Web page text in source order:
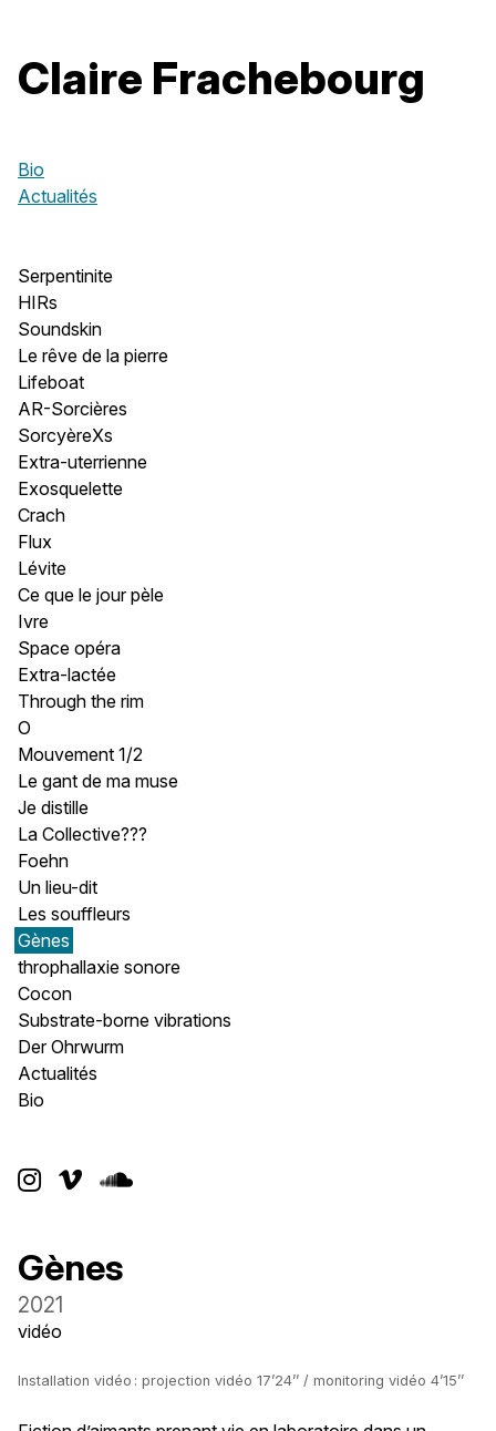
Claire Frachebourg
Bio
Actualités
Serpentinite
HIRs
Soundskin
Le rêve de la pierre
Lifeboat
AR-Sorcières
SorcyèreXs
Extra-uterrienne
Exosquelette
Crach
Flux
Lévite
Ce que le jour pèle
Ivre
Space opéra
Extra-lactée
Through the rim
O
Mouvement 1/2
Le gant de ma muse
Je distille
La Collective???
Foehn
Un lieu-dit
Les souffleurs
Gènes
throphallaxie sonore
Cocon
Substrate-borne vibrations
Der Ohrwurm
Actualités
Bio
  
Gènes
2021
vidéo
Installation vidéo : projection vidéo 17’24’’ / monitoring vidéo 4’15’’